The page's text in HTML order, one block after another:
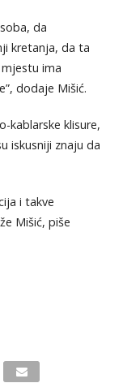
da
kretanja, da ta
ima
dodaje Mišić.
kablarske klisure,
iskusniji znaju da
i takve
Mišić, piše